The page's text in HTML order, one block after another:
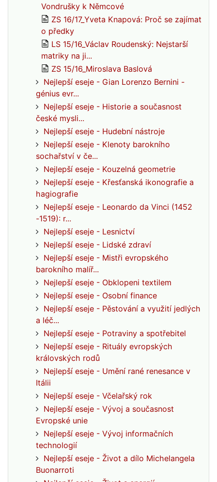
Vondrušky k Němcové
ZS 16/17_Yveta Knapová: Proč se zajímat
o předky
LS 15/16_Václav Roudenský: Nejstarší
matriky na ji...
ZS 15/16_Miroslava Baslová
Nejlepší eseje - Gian Lorenzo Bernini -
génius evr...
Nejlepší eseje - Historie a současnost
české mysli...
Nejlepší eseje - Hudební nástroje
Nejlepší eseje - Klenoty barokního
sochařství v če...
Nejlepší eseje - Kouzelná geometrie
Nejlepší eseje - Křesťanská ikonografie a
hagiografie
Nejlepší eseje - Leonardo da Vinci (1452
-1519): r...
Nejlepší eseje - Lesnictví
Nejlepší eseje - Lidské zdraví
Nejlepší eseje - Mistři evropského
barokního malíř...
Nejlepší eseje - Obklopeni textilem
Nejlepší eseje - Osobní finance
Nejlepší eseje - Pěstování a využití jedlých
a léč...
Nejlepší eseje - Potraviny a spotřebitel
Nejlepší eseje - Rituály evropských
královských rodů
Nejlepší eseje - Umění rané renesance v
Itálii
Nejlepší eseje - Včelařský rok
Nejlepší eseje - Vývoj a současnost
Evropské unie
Nejlepší eseje - Vývoj informačních
technologií
Nejlepší eseje - Život a dílo Michelangela
Buonarroti